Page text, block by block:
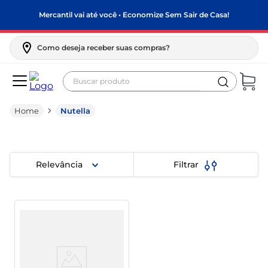
Mercantil vai até você • Economize Sem Sair de Casa!
Como deseja receber suas compras?
Buscar produto
Nutella
Relevância Filtrar
biscoito
papel higiênico
feijão